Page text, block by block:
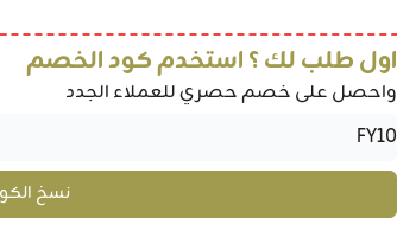
اول طلب لك ؟ استخدم كود الخصم
واحصل على خصم حصري للعملاء الجدد